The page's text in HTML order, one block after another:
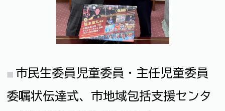
市民生委員児童委員・主任児童委員
委嘱状伝達式、市地域包括支援センタ